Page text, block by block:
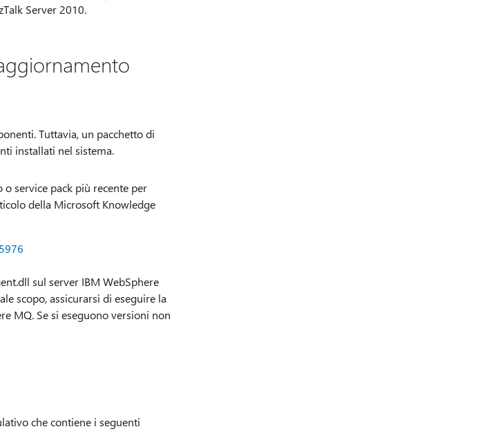
Server 2010.
Tuttavia, un pacchetto di
installati nel sistema.
service pack più recente per
della Microsoft Knowledge
sul server IBM WebSphere
scopo, assicurarsi di eseguire la
MQ. Se si eseguono versioni non
che contiene i seguenti